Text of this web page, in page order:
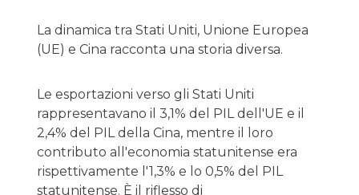
La dinamica tra Stati Uniti, Unione Europea
(UE) e Cina racconta una storia diversa.
Le esportazioni verso gli Stati Uniti
rappresentavano il 3,1% del PIL dell'UE e il
2,4% del PIL della Cina, mentre il loro
contributo all'economia statunitense era
rispettivamente l'1,3% e lo 0,5% del PIL
statunitense. È il riflesso di